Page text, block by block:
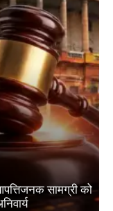
सामग्री को